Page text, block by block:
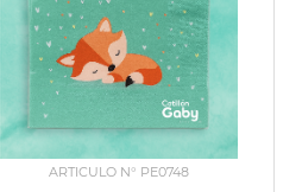
ARTICULO N° PE0748